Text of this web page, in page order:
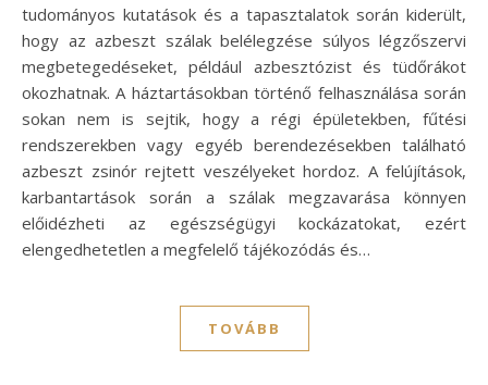
tudományos kutatások és a tapasztalatok során kiderült,
hogy az azbeszt szálak belélegzése súlyos légzőszervi
megbetegedéseket, például azbesztózist és tüdőrákot
okozhatnak. A háztartásokban történő felhasználása során
sokan nem is sejtik, hogy a régi épületekben, fűtési
rendszerekben vagy egyéb berendezésekben található
azbeszt zsinór rejtett veszélyeket hordoz. A felújítások,
karbantartások során a szálak megzavarása könnyen
előidézheti az egészségügyi kockázatokat, ezért
elengedhetetlen a megfelelő tájékozódás és…
TOVÁBB